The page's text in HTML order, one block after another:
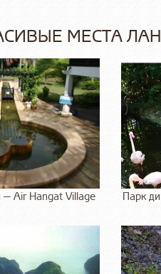
МЕСТА
— Air Hangat Village
Парк